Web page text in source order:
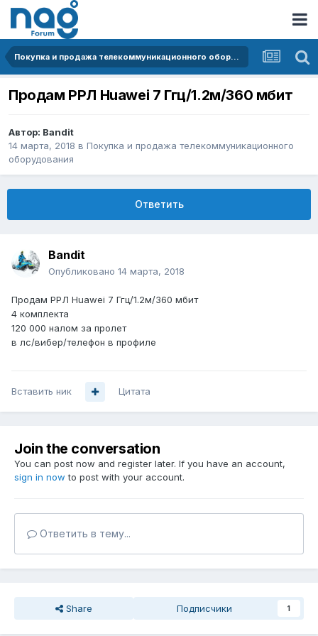
Покупка и продажа телекоммуникационного оборудования
Продам РРЛ Huawei 7 Ггц/1.2м/360 мбит
Автор: Bandit
14 марта, 2018 в Покупка и продажа телекоммуникационного
оборудования
Ответить
Bandit
Опубликовано 14 марта, 2018
Продам РРЛ Huawei 7 Ггц/1.2м/360 мбит
4 комплекта
120 000 налом за пролет
в лс/вибер/телефон в профиле
Вставить ник Цитата
Join the conversation
You can post now and register later. If you have an account,
sign in now to post with your account.
Ответить в тему...
Share Подписчики 1